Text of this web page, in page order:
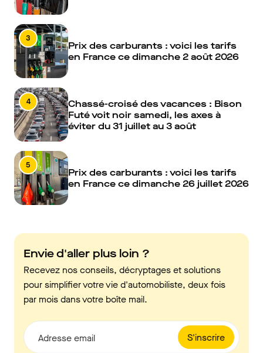
3
Prix des carburants : voici les tarifs
en France ce dimanche 2 août 2026
4
Chassé-croisé des vacances : Bison
Futé voit noir samedi, les axes à
éviter du 31 juillet au 3 août
5
Prix des carburants : voici les tarifs
en France ce dimanche 26 juillet 2026
Envie d'aller plus loin ?
Recevez nos conseils, décryptages et solutions
pour simplifier votre vie d'automobiliste, deux fois
par mois dans votre boîte mail.
S'inscrire
Adresse email